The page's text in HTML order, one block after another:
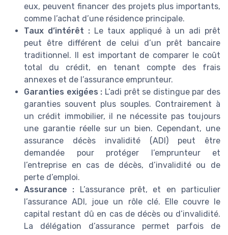
eux, peuvent financer des projets plus importants,
comme l’achat d’une résidence principale.
Taux d’intérêt : Le taux appliqué à un adi prêt
peut être différent de celui d’un prêt bancaire
traditionnel. Il est important de comparer le coût
total du crédit, en tenant compte des frais
annexes et de l’assurance emprunteur.
Garanties exigées : L’adi prêt se distingue par des
garanties souvent plus souples. Contrairement à
un crédit immobilier, il ne nécessite pas toujours
une garantie réelle sur un bien. Cependant, une
assurance décès invalidité (ADI) peut être
demandée pour protéger l’emprunteur et
l’entreprise en cas de décès, d’invalidité ou de
perte d’emploi.
Assurance : L’assurance prêt, et en particulier
l’assurance ADI, joue un rôle clé. Elle couvre le
capital restant dû en cas de décès ou d’invalidité.
La délégation d’assurance permet parfois de